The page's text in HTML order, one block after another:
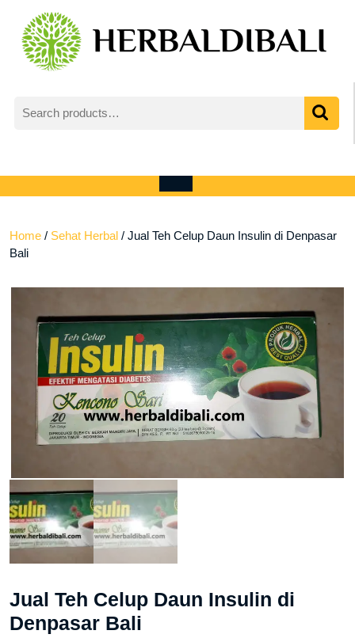
content
for:
Account
cart
Open
Home / Sehat Herbal / Jual Teh Celup Daun Insulin di Denpasar
Bali
Jual Teh Celup Daun Insulin di
Denpasar Bali